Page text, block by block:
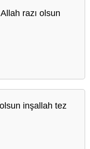
razı olsun
inşallah tez